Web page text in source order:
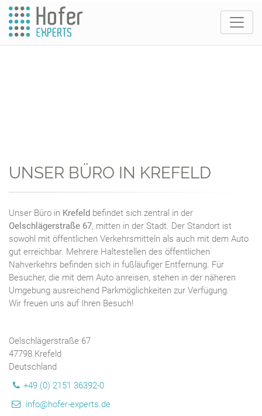
UNSER BÜRO IN KREFELD
Unser Büro in Krefeld befindet sich zentral in der
Oelschlägerstraße 67, mitten in der Stadt. Der Standort ist
sowohl mit öffentlichen Verkehrsmitteln als auch mit dem Auto
gut erreichbar. Mehrere Haltestellen des öffentlichen
Nahverkehrs befinden sich in fußläufiger Entfernung. Für
Besucher, die mit dem Auto anreisen, stehen in der näheren
Umgebung ausreichend Parkmöglichkeiten zur Verfügung.
Wir freuen uns auf Ihren Besuch!
Oelschlägerstraße 67
47798 Krefeld
Deutschland
+49 (0) 2151 36392-0
info@hofer-experts.de